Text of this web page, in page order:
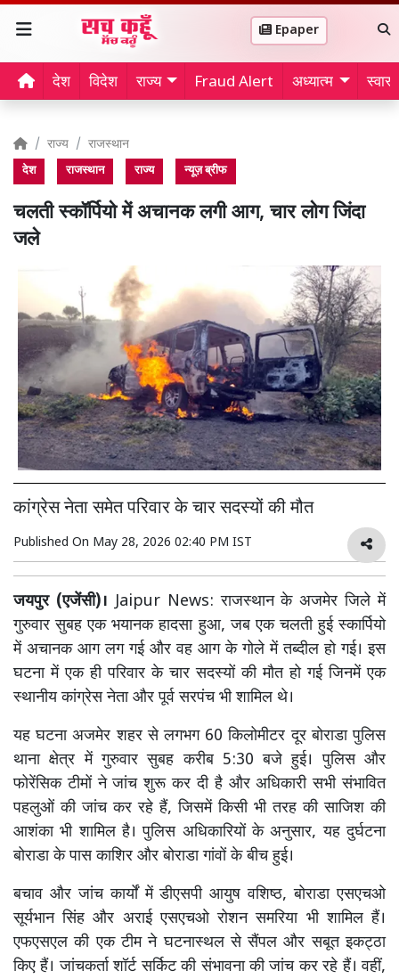
Epaper
देश विदेश राज्य Fraud Alert अध्यात्म
राज्य राजस्थान
देश राजस्थान राज्य न्यूज़ ब्रीफ
चलती स्कॉर्पियो में अचानक लगी आग, चार लोग जिंदा
जले
कांग्रेस नेता समेत परिवार के चार सदस्यों की मौत
Published On May 28, 2026 02:40 PM IST
जयपुर (एजेंसी)। Jaipur News: राजस्थान के अजमेर जिले में
गुरुवार सुबह एक भयानक हादसा हुआ, जब एक चलती हुई स्कार्पियो
में अचानक आग लग गई और वह आग के गोले में तब्दील हो गई। इस
घटना में एक ही परिवार के चार सदस्यों की मौत हो गई जिनमें एक
स्थानीय कांग्रेस नेता और पूर्व सरपंच भी शामिल थे।
यह घटना अजमेर शहर से लगभग 60 किलोमीटर दूर बोराडा पुलिस
थाना क्षेत्र में गुरुवार सुबह करीब 5:30 बजे हुई। पुलिस और
फोरेंसिक टीमों ने जांच शुरू कर दी है और अधिकारी सभी संभावित
पहलुओं की जांच कर रहे हैं, जिसमें किसी भी तरह की साजिश की
आशंका भी शामिल है। पुलिस अधिकारियों के अनुसार, यह दुर्घटना
बोराडा के पास काशिर और बोराडा गांवों के बीच हुई।
बचाव और जांच कार्यों में डीएसपी आयुष वशिष्ठ, बोराडा एसएचओ
सूर्यभान सिंह और अराई एसएचओ रोशन समरिया भी शामिल हैं।
एफएसएल की एक टीम ने घटनास्थल से सैंपल और सबूत इकट्ठा
किए हैं। जांचकर्ता शॉर्ट सर्किट की संभावना की जांच कर रहे हैं। वहीं,